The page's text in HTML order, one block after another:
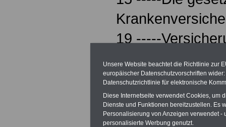
19 -----
21 -----
21 -----Privat
21 -----
Karte und
Unsere Website beachtet die Richtlinie zur
europäischer Datenschutzvorschriften
Datenschutzrichtlinie für elektronische
Diese Internetseite verwendet Cookies, um
Dienste und Funktionen bereitzustellen. Es
Personalisierung von Anzeigen verwendet
personalisierte Werbung genutzt.